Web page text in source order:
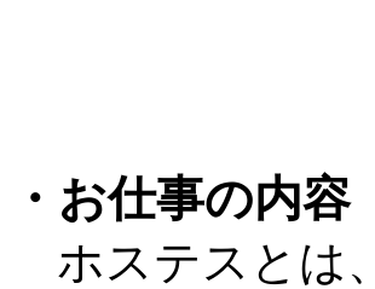
・お仕事の内容
ホステスとは